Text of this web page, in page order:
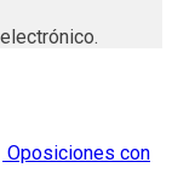
Oposiciones con